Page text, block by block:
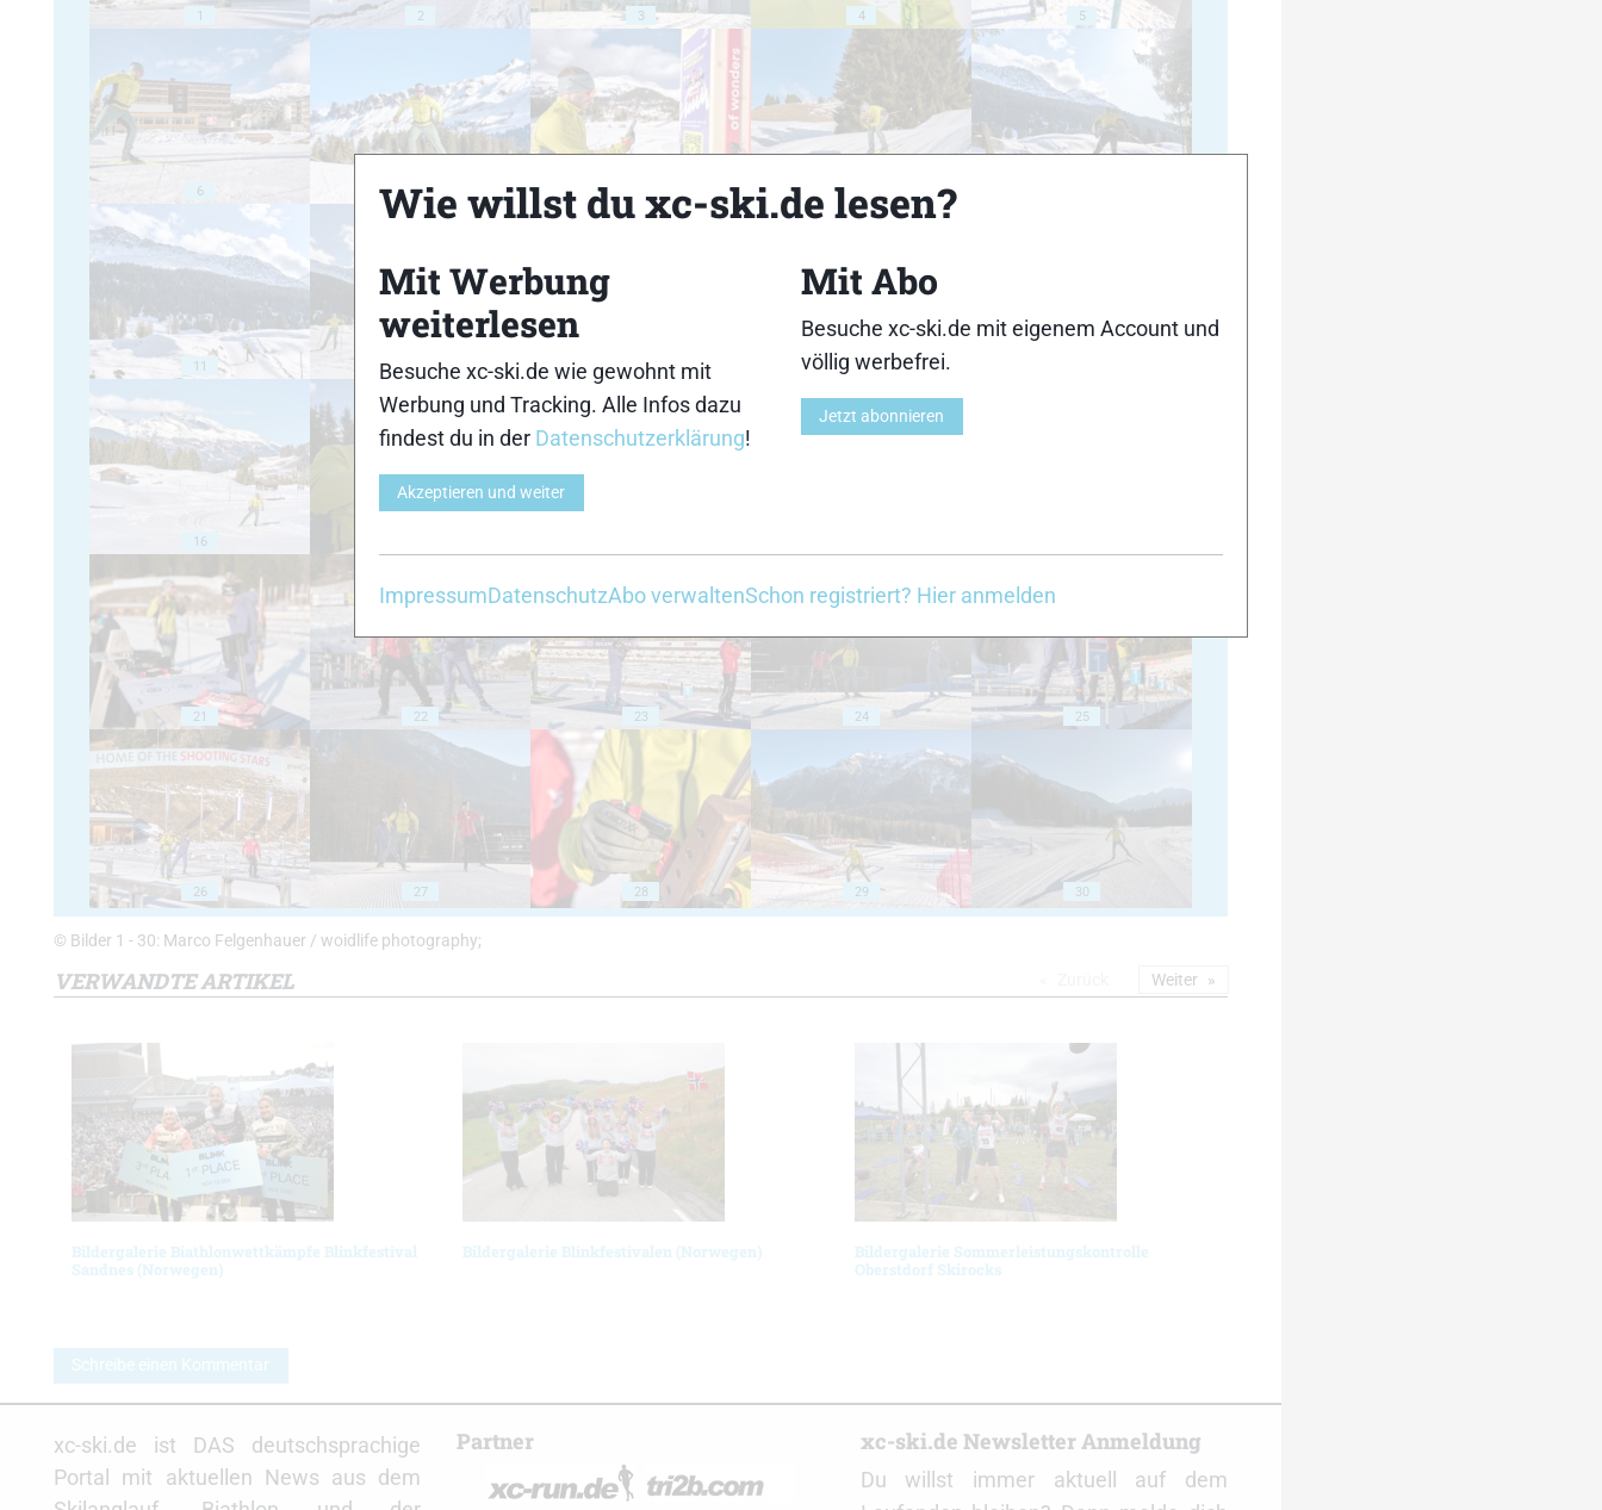
1 2 3 4 5
6 7
11 12 13 14
16
21 22 23 24 25
26 27 28 29 30
© Bilder 1 - 30: Marco Felgenhauer / woidlife photography;
VERWANDTE ARTIKEL
Bildergalerie Biathlonwettkämpfe Blinkfestival
Sandnes (Norwegen)
Bildergalerie Blinkfestivalen (Norwegen)
Bildergalerie Sommerleistungskontrolle
Oberstdorf Skirocks
Weiter
Schreibe einen Kommentar
xc-ski.de ist DAS deutschsprachige
Portal mit aktuellen News aus dem
Partner xc-ski.de Newsletter Anmeldung
Du willst immer aktuell auf dem
Wie willst du xc-ski.de lesen?
Mit Werbung
weiterlesen
Besuche xc-ski.de wie gewohnt mit
Werbung und Tracking. Alle Infos dazu
findest du in der Datenschutzerklärung!
Akzeptieren und weiter
Mit Abo
Besuche xc-ski.de mit eigenem Account und
völlig werbefrei.
Jetzt abonnieren
ImpressumDatenschutzAbo verwaltenSchon registriert? Hier anmelden